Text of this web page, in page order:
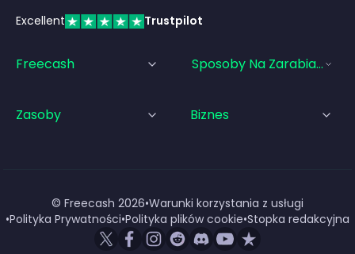
Excellent Trustpilot
Freecash Sposoby Na Zarabianie
Zasoby Biznes
© Freecash 2026•Warunki korzystania z usługi
•Polityka Prywatności•Polityka plików cookie•Stopka redakcyjna